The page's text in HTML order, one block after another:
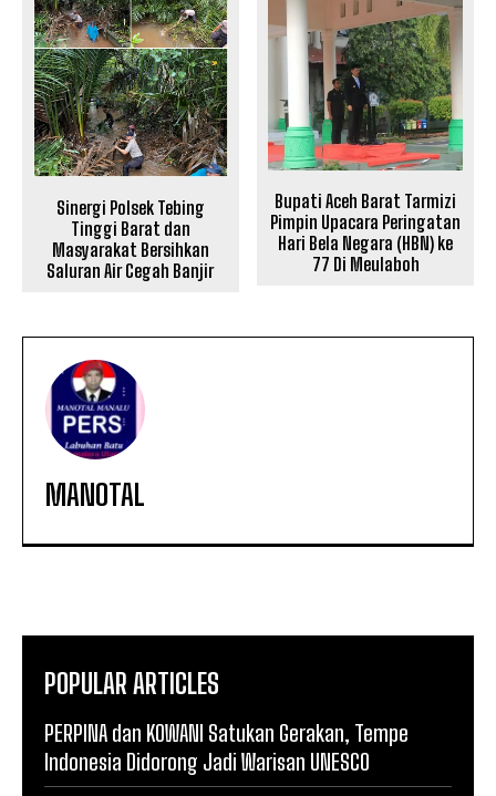
Sinergi Polsek Tebing
Tinggi Barat dan
Masyarakat Bersihkan
Saluran Air Cegah Banjir
Bupati Aceh Barat Tarmizi
Pimpin Upacara Peringatan
Hari Bela Negara (HBN) ke
77 Di Meulaboh
MANOTAL
POPULAR ARTICLES
PERPINA dan KOWANI Satukan Gerakan, Tempe
Indonesia Didorong Jadi Warisan UNESCO